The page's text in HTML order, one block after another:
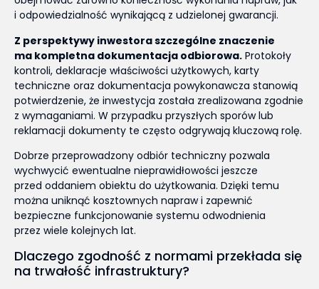
i odpowiedzialność wynikającą z udzielonej gwarancji.
Z perspektywy inwestora szczególne znaczenie
ma kompletna dokumentacja odbiorowa. Protokoły
kontroli, deklaracje właściwości użytkowych, karty
techniczne oraz dokumentacja powykonawcza stanowią
potwierdzenie, że inwestycja została zrealizowana zgodnie
z wymaganiami. W przypadku przyszłych sporów lub
reklamacji dokumenty te często odgrywają kluczową rolę.
Dobrze przeprowadzony odbiór techniczny pozwala
wychwycić ewentualne nieprawidłowości jeszcze
przed oddaniem obiektu do użytkowania. Dzięki temu
można uniknąć kosztownych napraw i zapewnić
bezpieczne funkcjonowanie systemu odwodnienia
przez wiele kolejnych lat.
Dlaczego zgodność z normami przekłada się
na trwałość infrastruktury?